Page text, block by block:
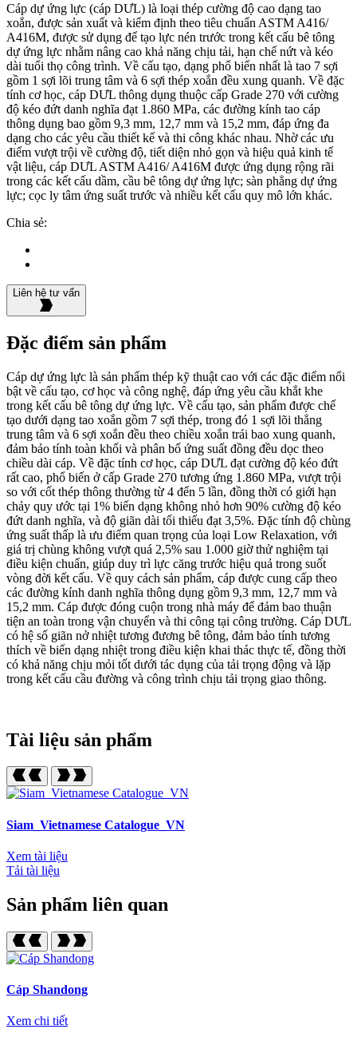
Cáp dự ứng lực (cáp DƯL) là loại thép cường độ cao dạng tao
xoắn, được sản xuất và kiểm định theo tiêu chuẩn ASTM A416/
A416M, được sử dụng để tạo lực nén trước trong kết cấu bê tông
dự ứng lực nhằm nâng cao khả năng chịu tải, hạn chế nứt và kéo
dài tuổi thọ công trình. Về cấu tạo, dạng phổ biến nhất là tao 7 sợi
gồm 1 sợi lõi trung tâm và 6 sợi thép xoắn đều xung quanh. Về đặc
tính cơ học, cáp DƯL thông dụng thuộc cấp Grade 270 với cường
độ kéo đứt danh nghĩa đạt 1.860 MPa, các đường kính tao cáp
thông dụng bao gồm 9,3 mm, 12,7 mm và 15,2 mm, đáp ứng đa
dạng cho các yêu cầu thiết kế và thi công khác nhau. Nhờ các ưu
điểm vượt trội về cường độ, tiết diện nhỏ gọn và hiệu quả kinh tế
vật liệu, cáp DƯL ASTM A416/ A416M được ứng dụng rộng rãi
trong các kết cấu dầm, cầu bê tông dự ứng lực; sàn phẳng dự ứng
lực; cọc ly tâm ứng suất trước và nhiều kết cấu quy mô lớn khác.
Chia sẻ:
Liên hệ tư vấn
Đặc điểm sản phẩm
Cáp dự ứng lực là sản phẩm thép kỹ thuật cao với các đặc điểm nổi
bật về cấu tạo, cơ học và công nghệ, đáp ứng yêu cầu khắt khe
trong kết cấu bê tông dự ứng lực. Về cấu tạo, sản phẩm được chế
tạo dưới dạng tao xoắn gồm 7 sợi thép, trong đó 1 sợi lõi thẳng
trung tâm và 6 sợi xoắn đều theo chiều xoắn trái bao xung quanh,
đảm bảo tính toàn khối và phân bố ứng suất đồng đều dọc theo
chiều dài cáp. Về đặc tính cơ học, cáp DƯL đạt cường độ kéo đứt
rất cao, phổ biến ở cấp Grade 270 tương ứng 1.860 MPa, vượt trội
so với cốt thép thông thường từ 4 đến 5 lần, đồng thời có giới hạn
chảy quy ước tại 1% biến dạng không nhỏ hơn 90% cường độ kéo
đứt danh nghĩa, và độ giãn dài tối thiểu đạt 3,5%. Đặc tính độ chùng
ứng suất thấp là ưu điểm quan trọng của loại Low Relaxation, với
giá trị chùng không vượt quá 2,5% sau 1.000 giờ thử nghiệm tại
điều kiện chuẩn, giúp duy trì lực căng trước hiệu quả trong suốt
vòng đời kết cấu. Về quy cách sản phẩm, cáp được cung cấp theo
các đường kính danh nghĩa thông dụng gồm 9,3 mm, 12,7 mm và
15,2 mm. Cáp được đóng cuộn trong nhà máy để đảm bao thuận
tiện an toàn trong vận chuyển và thi công tại công trường. Cáp DƯL
có hệ số giãn nở nhiệt tương đương bê tông, đảm bảo tính tương
thích về biến dạng nhiệt trong điều kiện khai thác thực tế, đồng thời
có khả năng chịu mỏi tốt dưới tác dụng của tải trọng động và lặp
trong kết cấu cầu đường và công trình chịu tải trọng giao thông.
Tài liệu sản phẩm
Siam_Vietnamese Catalogue_VN
Xem tài liệu
Tải tài liệu
Sản phẩm liên quan
Cáp Shandong
Xem chi tiết